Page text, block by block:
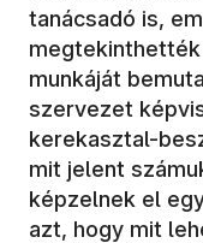
tanácsadó is,
munkáját
szervezet
kerekasztal-
mit jelent
képzelnek el
azt, hogy mit